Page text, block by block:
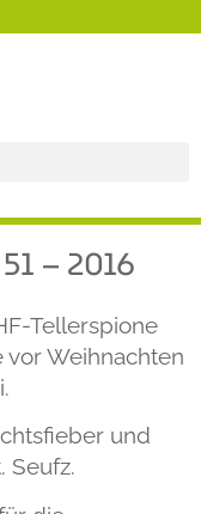
– 2016
Tellerspione
vor Weihnachten
und
Seufz.